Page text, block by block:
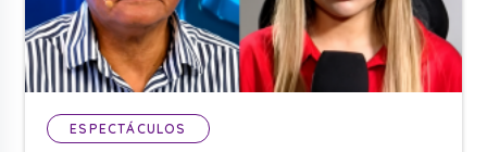
ESPECTÁCULOS